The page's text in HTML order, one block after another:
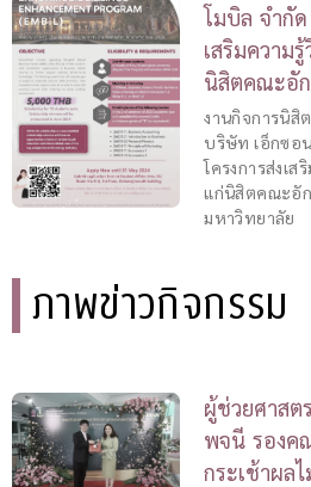
โมบิล จำกัด
เสริมความ
นิสิตคณะอั
งานกิจการนิสิ
บริษัท เอ็กซอ
โครงการส่งเ
แก่นิสิตคณะอั
มหาวิทยาลัย
ภาพข่าวกิจกรรม
ผู้ช่วยศาสต
พจนี รองค
กระเช้าผล